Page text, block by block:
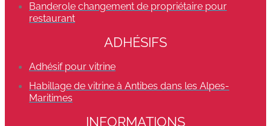
Banderole changement de propriétaire pour
restaurant
ADHÉSIFS
Adhésif pour vitrine
Habillage de vitrine à Antibes dans les Alpes-
Maritimes
INFORMATIONS